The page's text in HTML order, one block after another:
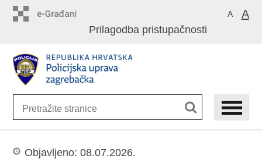
sadržaj
A A
Prilagodba pristupačnosti
Objavljeno: 08.07.2026.